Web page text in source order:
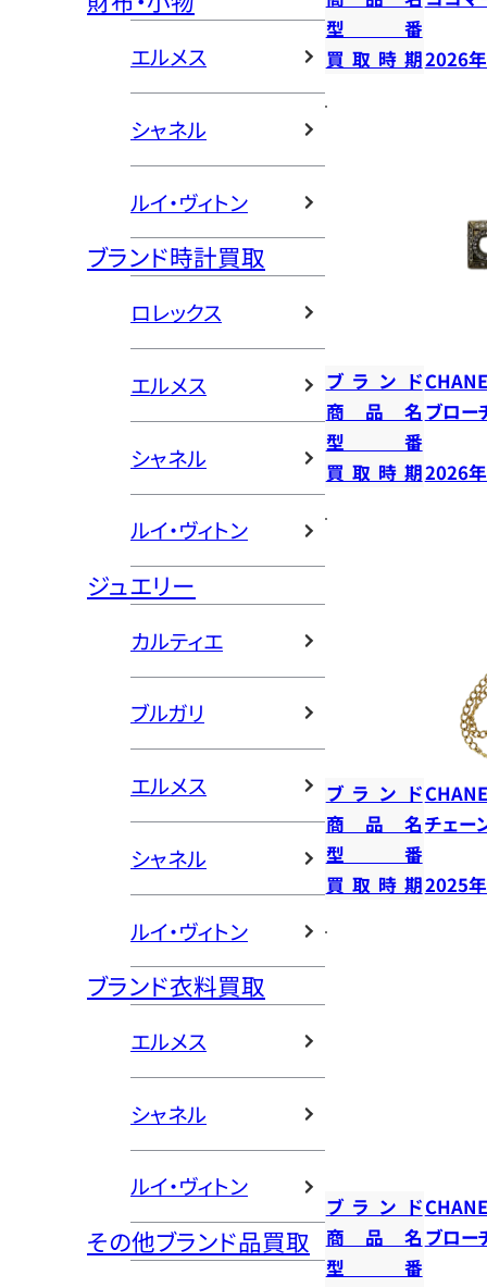
エルメス
シャネル
ルイ・ヴィトン
ブランド時計買取
ロレックス
エルメス
シャネル
ルイ・ヴィトン
ジュエリー
カルティエ
ブルガリ
エルメス
シャネル
ルイ・ヴィトン
ブランド衣料買取
エルメス
シャネル
ルイ・ヴィトン
その他ブランド品買取
型番
買取時期2026
ブランド
商品名 ブロー
型番
買取時期2026
ブランド
商品名チェー
型番
買取時期2025
ブランド
商品名 ブロー
型番